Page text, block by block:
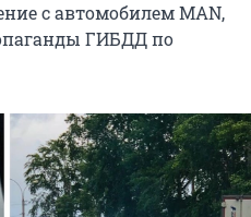
с автомобилем MAN,
ГИБДД по